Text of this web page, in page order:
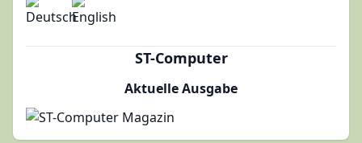
ST-Computer
Aktuelle Ausgabe